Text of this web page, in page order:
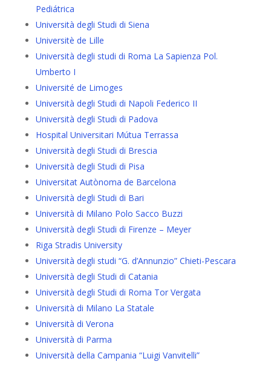
Pediátrica
Università degli Studi di Siena
Universitè de Lille
Università degli studi di Roma La Sapienza Pol.
Umberto I
Université de Limoges
Università degli Studi di Napoli Federico II
Università degli Studi di Padova
Hospital Universitari Mútua Terrassa
Università degli Studi di Brescia
Università degli Studi di Pisa
Universitat Autònoma de Barcelona
Università degli Studi di Bari
Università di Milano Polo Sacco Buzzi
Università degli Studi di Firenze – Meyer
Riga Stradis University
Università degli studi “G. d’Annunzio” Chieti-Pescara
Università degli Studi di Catania
Università degli Studi di Roma Tor Vergata
Università di Milano La Statale
Università di Verona
Università di Parma
Università della Campania “Luigi Vanvitelli”